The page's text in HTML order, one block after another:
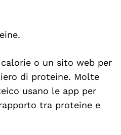
o un sito web per
di proteine. Molte
usano le app per
tra proteine e